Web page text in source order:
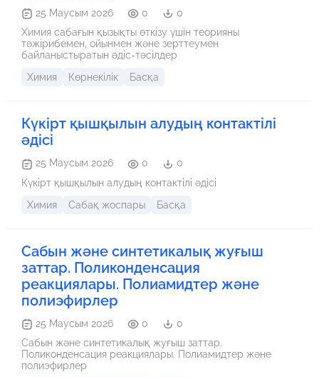
25 Маусым 2026 0
0
Химия сабағын қызықты өткізу үшін теорияны
тәжірибемен, ойынмен және зерттеумен
байланыстыратын әдіс-тәсілдер
Химия
Көрнекілік Басқа
Күкірт қышқылын алудың контактілі
әдісі
25 Маусым 2026 0
0
Күкірт қышқылын алудың контактілі әдісі
Химия
Сабақ жоспары Басқа
Сабын және синтетикалық жуғыш
заттар. Поликонденсация
реакциялары. Полиамидтер және
полиэфирлер
25 Маусым 2026 0
0
Сабын және синтетикалық жуғыш заттар.
Поликонденсация реакциялары. Полиамидтер және
полиэфирлер